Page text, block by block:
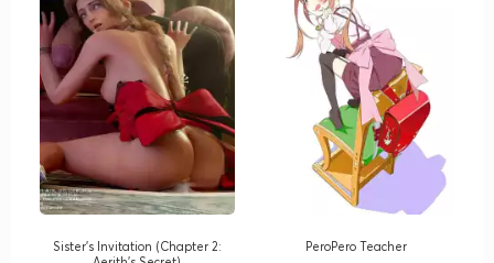
Sister's Invitation (Chapter 2:
PeroPero Teacher